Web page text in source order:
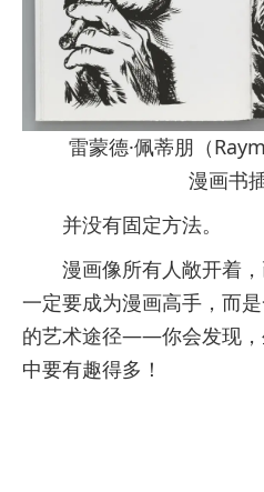
雷蒙德·佩蒂朋（
漫画书
并没有固定方法。
漫画像所有人敞开着，
一定要成为漫画高手，而
的艺术途径——你会发现，
中要有趣得多！